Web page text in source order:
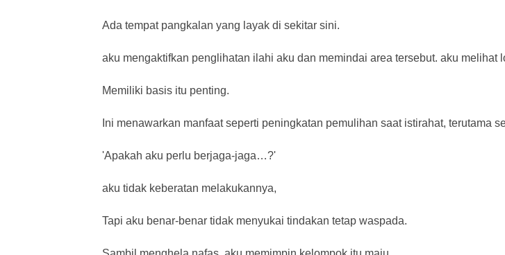
Ada tempat pangkalan yang layak di sekitar sini.
aku mengaktifkan penglihatan ilahi aku dan memindai area tersebut. aku melihat
Memiliki basis itu penting.
Ini menawarkan manfaat seperti peningkatan pemulihan saat istirahat, terutama
'Apakah aku perlu berjaga-jaga…?'
aku tidak keberatan melakukannya,
Tapi aku benar-benar tidak menyukai tindakan tetap waspada.